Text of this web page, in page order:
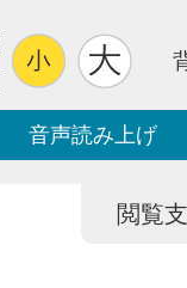
音声読み上げ
閲覧